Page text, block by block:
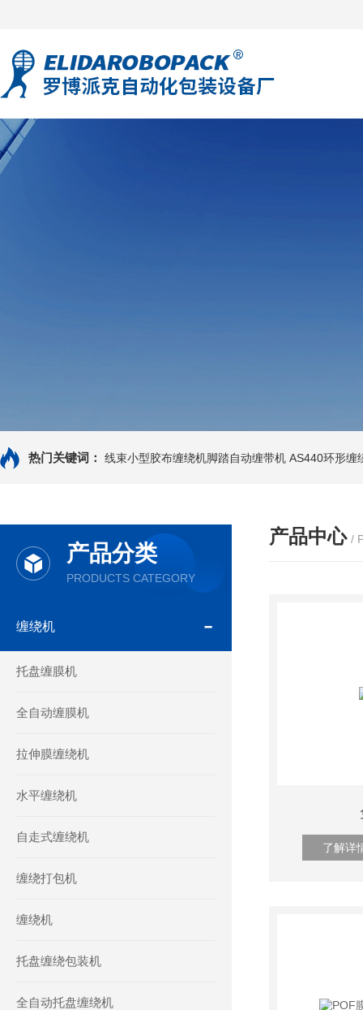
热门关键词： 线束小型胶布缠绕机脚踏自动缠带机 AS440环形缠
产品分类
PRODUCTS CATEGORY
缠绕机
托盘缠膜机
全自动缠膜机
拉伸膜缠绕机
水平缠绕机
自走式缠绕机
缠绕打包机
缠绕机
托盘缠绕包装机
全自动托盘缠绕机
产品中心 /
了解详